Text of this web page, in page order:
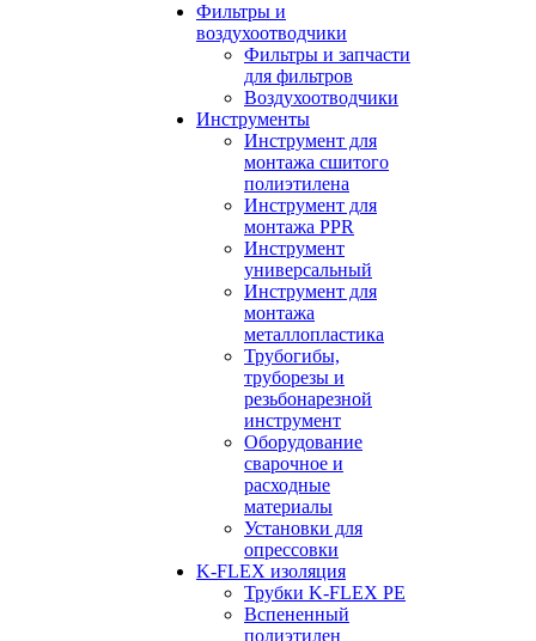
Фильтры и
воздухоотводчики
Фильтры и запчасти
для фильтров
Воздухоотводчики
Инструменты
Инструмент для
монтажа сшитого
полиэтилена
Инструмент для
монтажа PPR
Инструмент
универсальный
Инструмент для
монтажа
металлопластика
Трубогибы,
труборезы и
резьбонарезной
инструмент
Оборудование
сварочное и
расходные
материалы
Установки для
опрессовки
K-FLEX изоляция
Трубки K-FLEX PE
Вспененный
полиэтилен